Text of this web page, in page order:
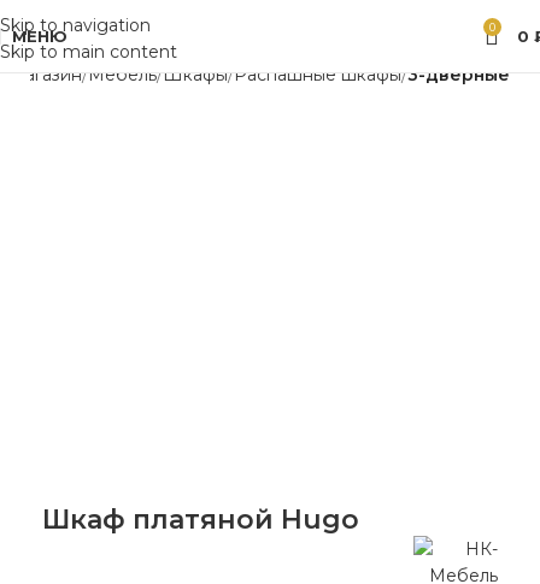
Skip to navigation
Skip to main content
МЕНЮ 0 0
Магазин Мебель Шкафы Распашные шкафы 3-дверные
Шкаф платяной Hugo